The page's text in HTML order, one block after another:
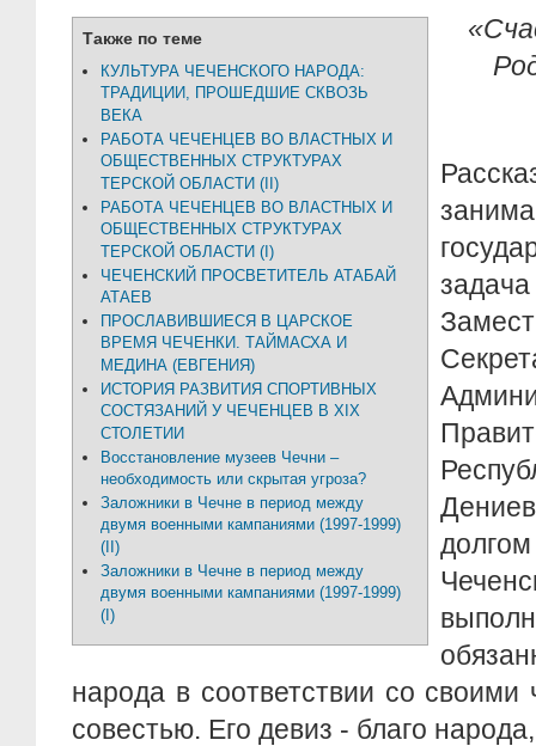
Также по теме
КУЛЬТУРА ЧЕЧЕНСКОГО НАРОДА:
ТРАДИЦИИ, ПРОШЕДШИЕ СКВОЗЬ
ВЕКА
РАБОТА ЧЕЧЕНЦЕВ ВО ВЛАСТНЫХ И
ОБЩЕСТВЕННЫХ СТРУКТУРАХ
ТЕРСКОЙ ОБЛАСТИ (II)
РАБОТА ЧЕЧЕНЦЕВ ВО ВЛАСТНЫХ И
ОБЩЕСТВЕННЫХ СТРУКТУРАХ
ТЕРСКОЙ ОБЛАСТИ (I)
ЧЕЧЕНСКИЙ ПРОСВЕТИТЕЛЬ АТАБАЙ
АТАЕВ
ПРОСЛАВИВШИЕСЯ В ЦАРСКОЕ
ВРЕМЯ ЧЕЧЕНКИ. ТАЙМАСХА И
МЕДИНА (ЕВГЕНИЯ)
ИСТОРИЯ РАЗВИТИЯ СПОРТИВНЫХ
СОСТЯЗАНИЙ У ЧЕЧЕНЦЕВ В XIX
СТОЛЕТИИ
Восстановление музеев Чечни –
необходимость или скрытая угроза?
Заложники в Чечне в период между
двумя военными кампаниями (1997-1999)
(II)
Заложники в Чечне в период между
двумя военными кампаниями (1997-1999)
(I)
народа в соответствии со
совестью. Его девиз - благо